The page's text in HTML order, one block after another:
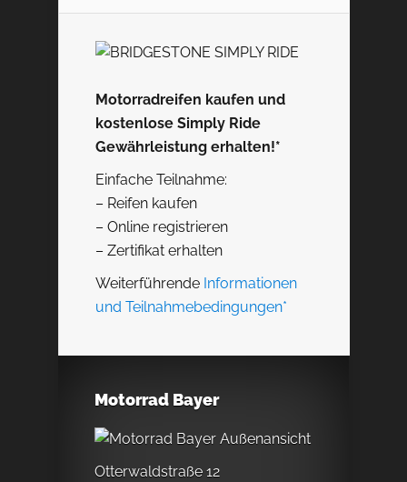
Motorradreifen kaufen und
kostenlose Simply Ride
Gewährleistung erhalten!*
Einfache Teilnahme:
– Reifen kaufen
– Online registrieren
– Zertifikat erhalten
Weiterführende Informationen
und Teilnahmebedingungen*
Motorrad Bayer
Otterwaldstraße 12